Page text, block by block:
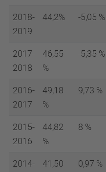
2018-
2019
44,2% -5,05 %
2017-
2018
46,55
%
-5,35 %
2016-
2017
49,18
%
9,73 %
2015-
2016
44,82
%
8 %
2014-
41,50
0,97 %